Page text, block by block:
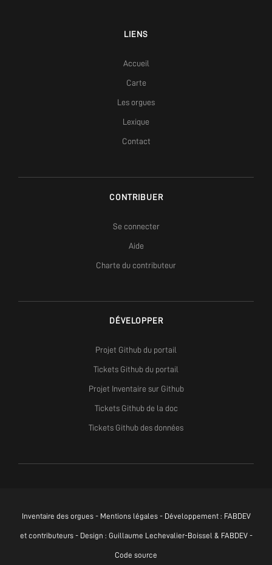
LIENS
Accueil
Carte
Les orgues
Lexique
Contact
CONTRIBUER
Se connecter
Aide
Charte du contributeur
DÉVELOPPER
Projet Github du portail
Tickets Github du portail
Projet Inventaire sur Github
Tickets Github de la doc
Tickets Github des données
Inventaire des orgues - Mentions légales- Développement : FABDEV
et contributeurs - Design : Guillaume Lechevalier-Boissel & FABDEV -
Code source